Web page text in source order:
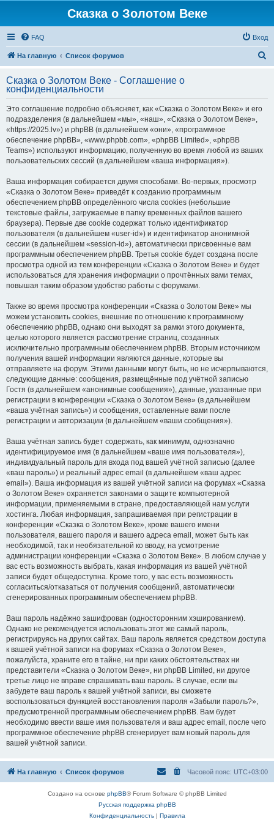
Сказка о Золотом Веке
FAQ Вход
На главную Список форумов
с
Сказка о Золотом Веке - Соглашение о
конфиденциальности
Это соглашение подробно объясняет, как «Сказка о Золотом Веке» и его
подразделения (в дальнейшем «мы», «наш», «Сказка о Золотом Веке»,
«https://2025.lv») и phpBB (в дальнейшем «они», «программное
обеспечение phpBB», «www.phpbb.com», «phpBB Limited», «phpBB
Teams») используют информацию, полученную во время любой из ваших
пользовательских сессий (в дальнейшем «ваша информация»).
Ваша информация собирается двумя способами. Во-первых, просмотр
«Сказка о Золотом Веке» приведёт к созданию программным
обеспечением phpBB определённого числа cookies (небольшие
текстовые файлы, загружаемые в папку временных файлов вашего
браузера). Первые две cookie содержат только идентификатор
пользователя (в дальнейшем «user-id») и идентификатор анонимной
сессии (в дальнейшем «session-id»), автоматически присвоенные вам
программным обеспечением phpBB. Третья cookie будет создана после
просмотра одной из тем конференции «Сказка о Золотом Веке» и будет
использоваться для хранения информации о прочтённых вами темах,
повышая таким образом удобство работы с форумами.
Также во время просмотра конференции «Сказка о Золотом Веке» мы
можем установить cookies, внешние по отношению к программному
обеспечению phpBB, однако они выходят за рамки этого документа,
целью которого является рассмотрение страниц, созданных
исключительно программным обеспечением phpBB. Вторым источником
получения вашей информации являются данные, которые вы
отправляете на форум. Этими данными могут быть, но не исчерпываются,
следующие данные: сообщения, размещённые под учётной записью
Гостя (в дальнейшем «анонимные сообщения»), данные, указанные при
регистрации в конференции «Сказка о Золотом Веке» (в дальнейшем
«ваша учётная запись») и сообщения, оставленные вами после
регистрации и авторизации (в дальнейшем «ваши сообщения»).
Ваша учётная запись будет содержать, как минимум, однозначно
идентифицируемое имя (в дальнейшем «ваше имя пользователя»),
индивидуальный пароль для входа под вашей учётной записью (далее
«ваш пароль») и реальный адрес email (в дальнейшем «ваш адрес
email»). Ваша информация из вашей учётной записи на форумах «Сказка
о Золотом Веке» охраняется законами о защите компьютерной
информации, применяемыми в стране, предоставляющей нам услуги
хостинга. Любая информация, запрашиваемая при регистрации в
конференции «Сказка о Золотом Веке», кроме вашего имени
пользователя, вашего пароля и вашего адреса email, может быть как
необходимой, так и необязательной ко вводу, на усмотрение
администрации конференции «Сказка о Золотом Веке». В любом случае у
вас есть возможность выбрать, какая информация из вашей учётной
записи будет общедоступна. Кроме того, у вас есть возможность
согласиться/отказаться от получения сообщений, автоматически
сгенерированных программным обеспечением phpBB.
Ваш пароль надёжно зашифрован (односторонним хэшированием).
Однако не рекомендуется использовать этот же самый пароль,
регистрируясь на других сайтах. Ваш пароль является средством доступа
к вашей учётной записи на форумах «Сказка о Золотом Веке»,
пожалуйста, храните его в тайне, ни при каких обстоятельствах ни
представители «Сказка о Золотом Веке», ни phpBB Limited, ни другое
третье лицо не вправе спрашивать ваш пароль. В случае, если вы
забудете ваш пароль к вашей учётной записи, вы сможете
воспользоваться функцией восстановления пароля «Забыли пароль?»,
предусмотренной программным обеспечением phpBB. Вам будет
необходимо ввести ваше имя пользователя и ваш адрес email, после чего
программное обеспечение phpBB сгенерирует вам новый пароль для
вашей учётной записи.
На главную Список форумов Часовой пояс: UTC+03:00
Создано на основе phpBB® Forum Software © phpBB Limited
Русская поддержка phpBB
Конфиденциальность| Правила